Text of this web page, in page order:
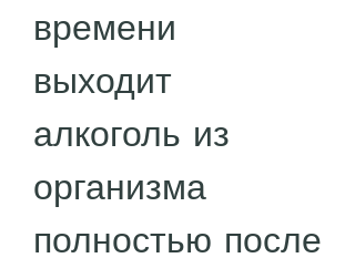
времени
выходит
алкоголь из
организма
полностью после